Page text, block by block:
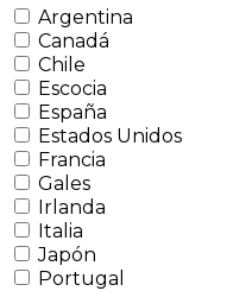
Argentina
Canadá
Chile
Escocia
España
Estados Unidos
Francia
Gales
Irlanda
Italia
Japón
Portugal